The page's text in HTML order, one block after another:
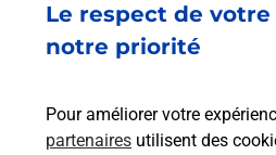
Le respect de
notre priorité
Pour améliorer votre
partenaires utilisent des
Est-il possible
emballage directement